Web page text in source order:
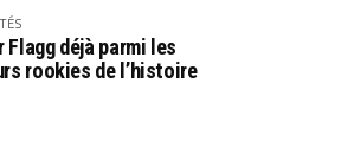
Flagg déjà parmi les
rookies de l’histoire